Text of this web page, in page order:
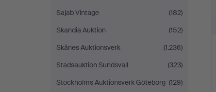
Sajab Vintage
(182)
Skandia Auktion
(152)
Skånes Auktionsverk
(1.236)
Stadsauktion Sundsvall
(323)
Stockholms Auktionsverk Göteborg (129)